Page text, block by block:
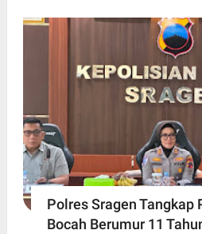
Polres Sragen Tangkap
Bocah Berumur 11